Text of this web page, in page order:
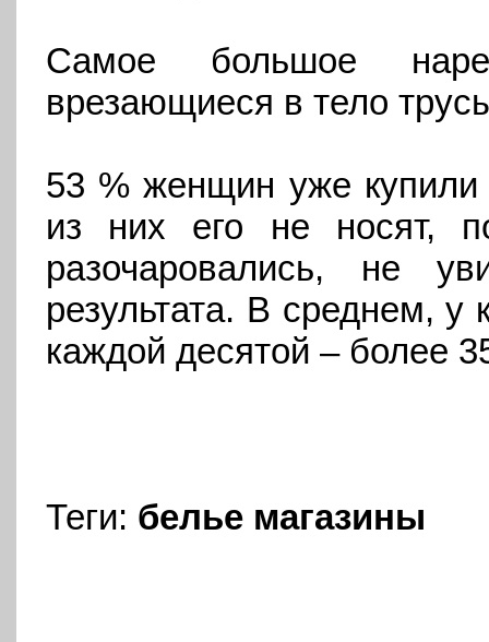
Самое большое
врезающиеся в тело
53 % женщин уже
из них его не носят,
разочаровались, не
результата. В среднем,
каждой десятой – более
Теги: белье магазины